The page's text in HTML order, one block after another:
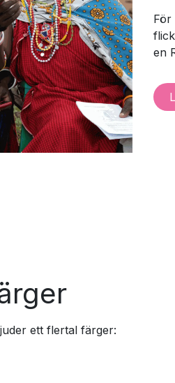
För
en
ett flertal färger: